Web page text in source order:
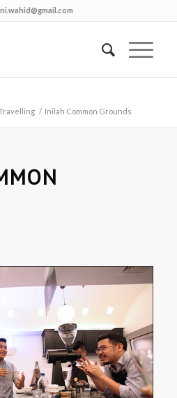
/ Inilah Common Grounds